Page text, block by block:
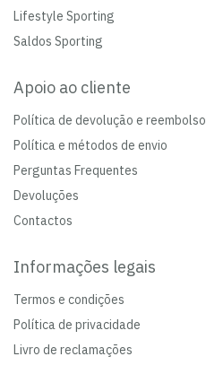
Lifestyle Sporting
Saldos Sporting
Apoio ao cliente
Política de devolução e reembolso
Política e métodos de envio
Perguntas Frequentes
Devoluções
Contactos
Informações legais
Termos e condições
Política de privacidade
Livro de reclamações